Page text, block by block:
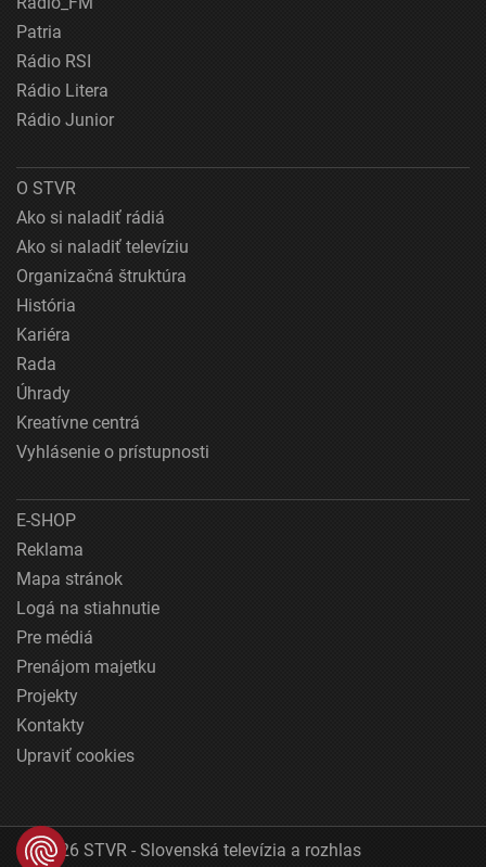
Patria
Rádio RSI
Rádio Litera
Rádio Junior
O STVR
Ako si naladiť rádiá
Ako si naladiť televíziu
Organizačná štruktúra
História
Kariéra
Rada
Úhrady
Kreatívne centrá
Vyhlásenie o prístupnosti
E-SHOP
Reklama
Mapa stránok
Logá na stiahnutie
Pre médiá
Prenájom majetku
Projekty
Kontakty
Upraviť cookies
© 2026 STVR - Slovenská televízia a rozhlas